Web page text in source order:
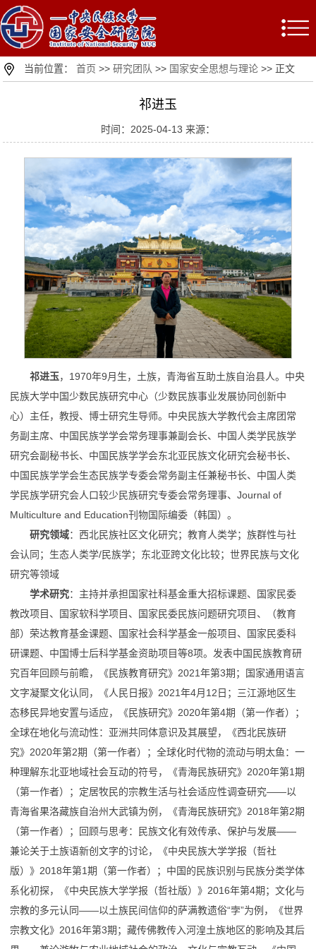
当前位置：首页 >>研究团队 >> 国家安全思想与理论 >> 正文
祁进玉
时间：2025-04-13 来源：
祁进玉，1970年9月生，土族，青海省互助土族自治县人。中央
民族大学中国少数民族研究中心（少数民族事业发展协同创新中
心）主任，教授、博士研究生导师。中央民族大学教代会主席团常
务副主席、中国民族学学会常务理事兼副会长、中国人类学民族学
研究会副秘书长、中国民族学学会东北亚民族文化研究会秘书长、
中国民族学学会生态民族学专委会常务副主任兼秘书长、中国人类
学民族学研究会人口较少民族研究专委会常务理事、Journal of
Multiculture and Education刊物国际编委（韩国）。
研究领域：西北民族社区文化研究；教育人类学；族群性与社
会认同；生态人类学/民族学；东北亚跨文化比较；世界民族与文化
研究等领域
学术研究：主持并承担国家社科基金重大招标课题、国家民委
教改项目、国家软科学项目、国家民委民族问题研究项目、（教育
部）荣达教育基金课题、国家社会科学基金一般项目、国家民委科
研课题、中国博士后科学基金资助项目等8项。发表中国民族教育研
究百年回顾与前瞻，《民族教育研究》2021年第3期；国家通用语言
文字凝聚文化认同，《人民日报》2021年4月12日；三江源地区生
态移民异地安置与适应，《民族研究》2020年第4期（第一作者）；
全球在地化与流动性：亚洲共同体意识及其展望，《西北民族研
究》2020年第2期（第一作者）；全球化时代物的流动与明太鱼：一
种理解东北亚地域社会互动的符号，《青海民族研究》2020年第1期
（第一作者）；定居牧民的宗教生活与社会适应性调查研究——以
青海省果洛藏族自治州大武镇为例，《青海民族研究》2018年第2期
（第一作者）；回顾与思考：民族文化有效传承、保护与发展——
兼论关于土族语新创文字的讨论，《中央民族大学学报（哲社
版）》2018年第1期（第一作者）；中国的民族识别与民族分类学体
系化初探，《中央民族大学学报（哲社版）》2016年第4期；文化与
宗教的多元认同——以土族民间信仰的萨满教遗俗“孛”为例，《世界
宗教文化》2016年第3期；藏传佛教传入河湟土族地区的影响及其后